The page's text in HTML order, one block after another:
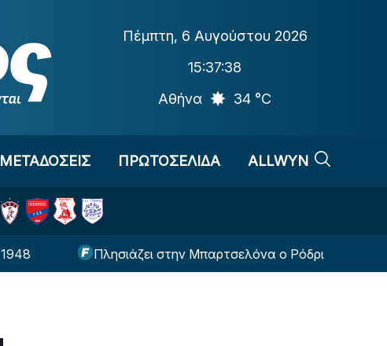
Πέμπτη, 6 Αυγούστου 2026
15:37:38
Αθήνα
34 °C
ΜΕΤΑΔΟΣΕΙΣ ΠΡΩΤΟΣΕΛΙΔΑ ALLWYN
Πλησιάζει στην Μπαρτσελόνα ο Ρόδρι